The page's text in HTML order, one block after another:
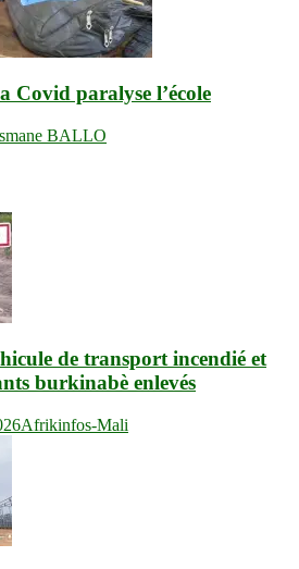
Covid paralyse l’école
BALLO
de transport incendié et
burkinabè enlevés
Afrikinfos-Mali